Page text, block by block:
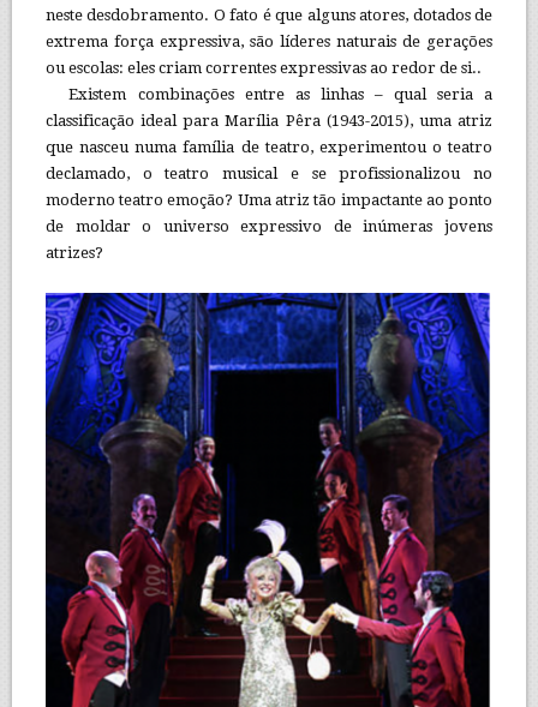
neste desdobramento. O fato é que alguns atores, dotados de
extrema força expressiva, são líderes naturais de gerações
ou escolas: eles criam correntes expressivas ao redor de si..
Existem combinações entre as linhas – qual seria a
classificação ideal para Marília Pêra (1943-2015), uma atriz
que nasceu numa família de teatro, experimentou o teatro
declamado, o teatro musical e se profissionalizou no
moderno teatro emoção? Uma atriz tão impactante ao ponto
de moldar o universo expressivo de inúmeras jovens
atrizes?